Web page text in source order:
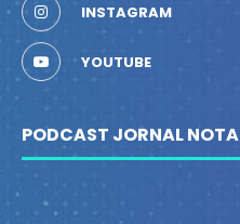
INSTAGRAM
YOUTUBE
PODCAST JORNAL NOTA